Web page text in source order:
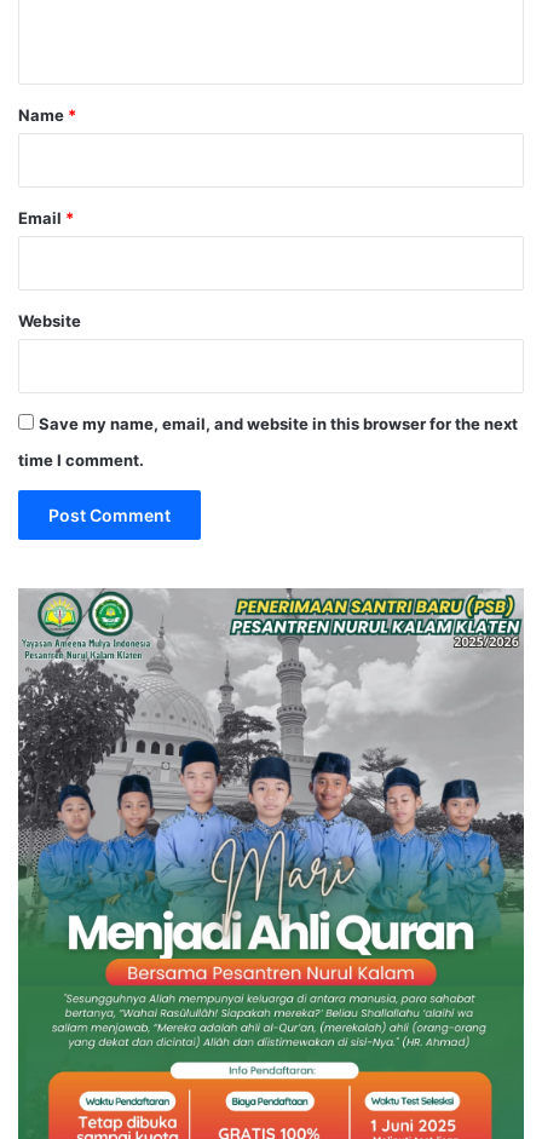
Name *
Email *
Website
Save my name, email, and website in this browser for the next
time I comment.